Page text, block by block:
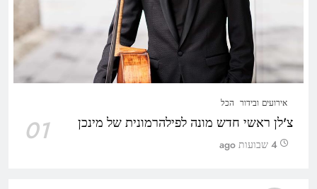
אירועים ובידור הכל
צ'לן ראשי חדש מונה לפילהרמונית של מינכן 01 4 שבועות ago